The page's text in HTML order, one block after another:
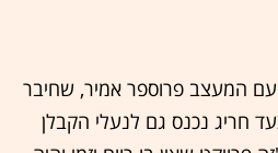
עם המעצב פרוספר אמיר, שחיבר
חריג נכנס גם לנעלי הקבלן